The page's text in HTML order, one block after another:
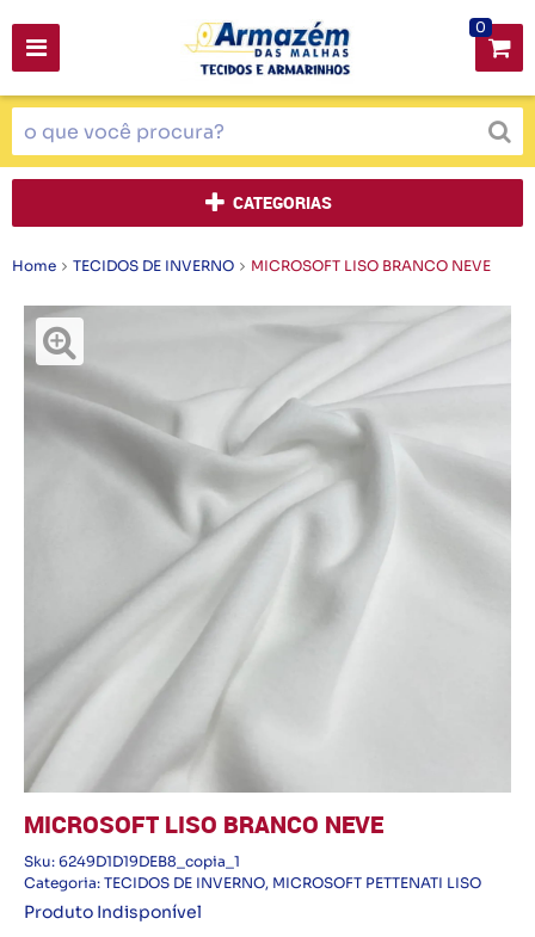
0
CATEGORIAS
Home TECIDOS DE INVERNO MICROSOFT LISO BRANCO NEVE
MICROSOFT LISO BRANCO NEVE
Sku: 6249D1D19DEB8_copia_1
Categoria: TECIDOS DE INVERNO, MICROSOFT PETTENATI LISO
Produto Indisponível